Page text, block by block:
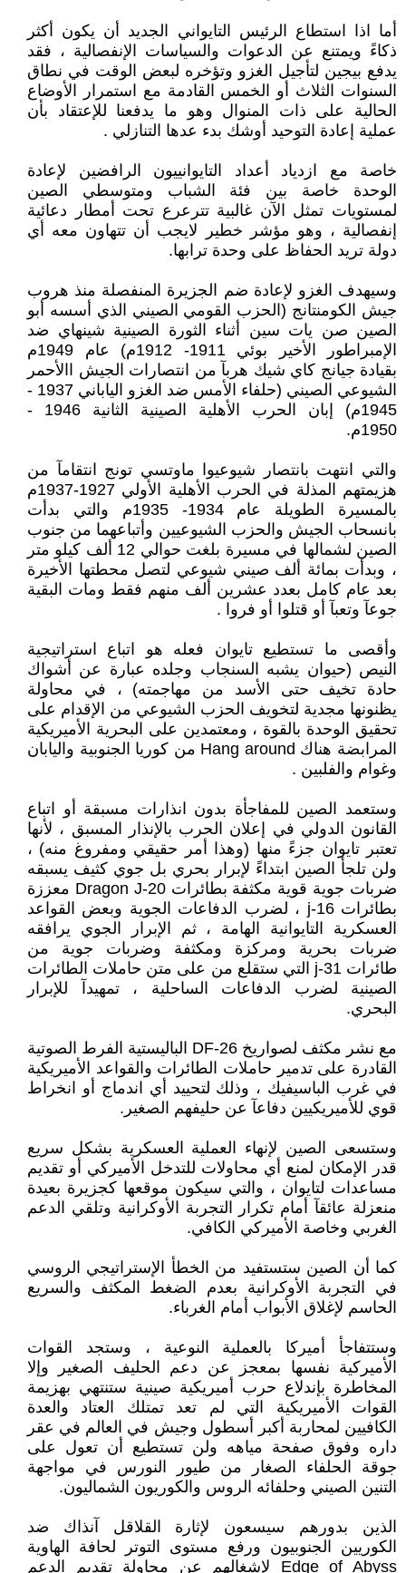
أما اذا استطاع الرئيس التايواني الجديد أن يكون أكثر
ذكاءً ويمتنع عن الدعوات والسياسات الإنفصالية ، فقد
يدفع بيجين لتأجيل الغزو وتؤخره لبعض الوقت في نطاق
السنوات الثلاث أو الخمس القادمة مع استمرار الأوضاع
الحالية على ذات المنوال وهو ما يدفعنا للإعتقاد بأن
عملية إعادة التوحيد أوشك بدء عدها التنازلي .
خاصة مع ازدياد أعداد التايوانييون الرافضين لإعادة
الوحدة خاصة بين فئة الشباب ومتوسطي الصين
لمستويات تمثل الآن غالبية تترعرع تحت أمطار دعائية
إنفصالية ، وهو مؤشر خطير لايجب أن تتهاون معه أي
دولة تريد الحفاظ على وحدة ترابها.
وسيهدف الغزو لإعادة ضم الجزيرة المنفصلة منذ هروب
جيش الكومنتانج (الحزب القومي الصيني الذي أسسه أبو
الصين صن يات سين أثناء الثورة الصينية شينهاي ضد
الإمبراطور الأخير بوئي 1911- 1912م) عام 1949م
بقيادة جيانج كاي شيك هربآ من انتصارات الجيش االأحمر
الشيوعي الصيني (حلفاء الأمس ضد الغزو الياباني 1937 -
1945م) إبان الحرب الأهلية الصينية الثانية 1946 -
1950م.
والتي انتهت بانتصار شيوعيوا ماوتسي تونج انتقامآ من
هزيمتهم المذلة في الحرب الأهلية الأولي 1927-1937م
بالمسيرة الطويلة عام 1934- 1935م والتي بدأت
بانسحاب الجيش والحزب الشيوعيين وأتباعهما من جنوب
الصين لشمالها في مسيرة بلغت حوالي 12 ألف كيلو متر
، وبدأت بمائة ألف صيني شيوعي لتصل محطتها الأخيرة
بعد عام كامل بعدد عشرين ألف منهم فقط ومات البقية
جوعآ وتعبآ أو قتلوا أو فروا .
وأقصى ما تستطيع تايوان فعله هو اتباع استراتيجية
النيص (حيوان يشبه السنجاب وجلده عبارة عن أشواك
حادة تخيف حتى الأسد من مهاجمته) ، في محاولة
يظنونها مجدية لتخويف الحزب الشيوعي من الإقدام على
تحقيق الوحدة بالقوة ، ومعتمدين على البحرية الأميريكية
المرابضة هناك Hang around من كوريا الجنوبية واليابان
وغوام والفلبين .
وستعمد الصين للمفاجأة بدون انذارات مسبقة أو اتباع
القانون الدولي في إعلان الحرب بالإنذار المسبق ، لأنها
تعتبر تايوان جزءً منها (وهذا أمر حقيقي ومفروغ منه) ،
ولن تلجأ الصين ابتداءً لإبرار بحري بل جوي كثيف يسبقه
ضربات جوية قوية مكثفة بطائرات Dragon J-20 معززة
بطائرات j-16 ، لضرب الدفاعات الجوية وبعض القواعد
العسكرية التايوانية الهامة ، ثم الإبرار الجوي يرافقه
ضربات بحرية ومركزة ومكثفة وضربات جوية من
طائرات j-31 التي ستقلع من على متن حاملات الطائرات
الصينية لضرب الدفاعات الساحلية ، تمهيدآ للإبرار
البحري.
مع نشر مكثف لصواريخ DF-26 الباليستية الفرط الصوتية
القادرة على تدمير حاملات الطائرات والقواعد الأميريكية
في غرب الباسيفيك ، وذلك لتحييد أي اندماج أو انخراط
قوي للأميريكيين دفاعآ عن حليفهم الصغير.
وستسعى الصين لإنهاء العملية العسكرية بشكل سريع
قدر الإمكان لمنع أي محاولات للتدخل الأميركي أو تقديم
مساعدات لتايوان ، والتي سيكون موقعها كجزيرة بعيدة
منعزلة عائقآ أمام تكرار التجربة الأوكرانية وتلقي الدعم
الغربي وخاصة الأميركي الكافي.
كما أن الصين ستستفيد من الخطأ الإستراتيجي الروسي
في التجربة الأوكرانية بعدم الضغط المكثف والسريع
الحاسم لإغلاق الأبواب أمام الغرباء.
وستتفاجأ أميركا بالعملية النوعية ، وستجد القوات
الأميركية نفسها بمعجز عن دعم الحليف الصغير وإلا
المخاطرة بإندلاع حرب أميريكية صينية ستنتهي بهزيمة
القوات الأميريكية التي لم تعد تمتلك العتاد والعدة
الكافيين لمحاربة أكبر أسطول وجيش في العالم في عقر
داره وفوق صفحة مياهه ولن تستطيع أن تعول على
جوقة الحلفاء الصغار من طيور النورس في مواجهة
التنين الصيني وحلفائه الروس والكوريون الشماليون.
الذين بدورهم سيسعون لإثارة القلاقل آنذاك ضد
الكوريين الجنوبيون ورفع مستوى التوتر لحافة الهاوية
Edge of Abyss لإشغالهم عن محاولة تقديم الدعم